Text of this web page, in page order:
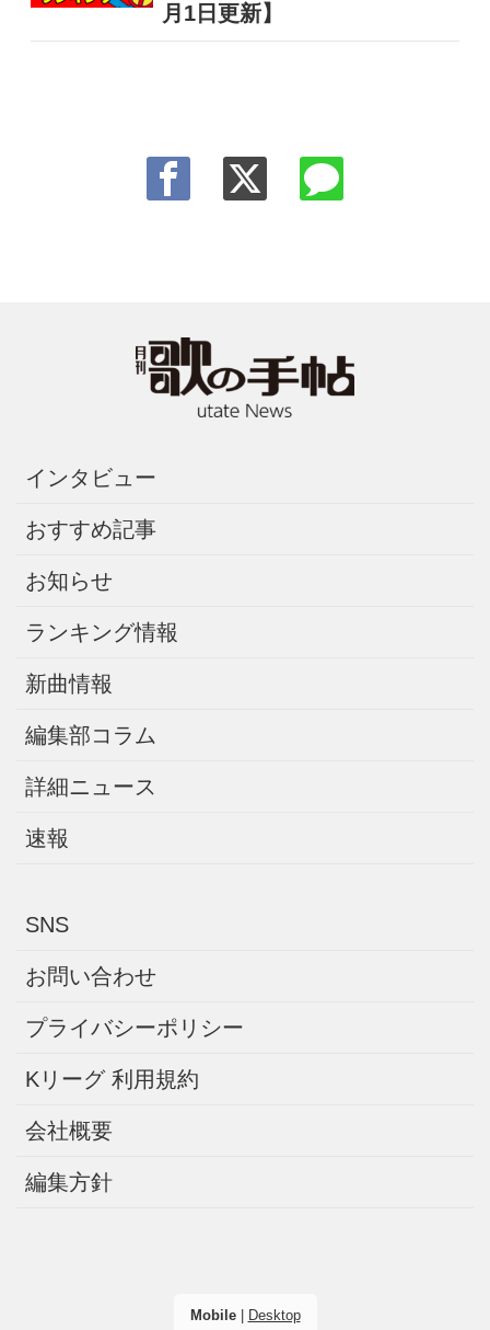
月1日更新】
インタビュー
おすすめ記事
お知らせ
ランキング情報
新曲情報
編集部コラム
詳細ニュース
速報
SNS
お問い合わせ
プライバシーポリシー
Kリーグ 利用規約
会社概要
編集方針
Mobile| Desktop